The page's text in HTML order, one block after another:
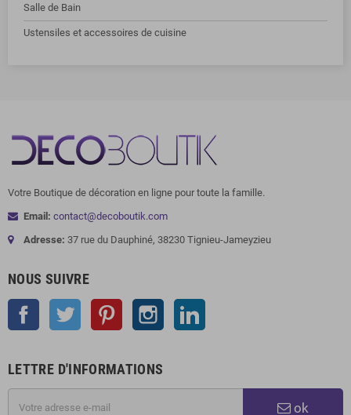
Salle de Bain
Ustensiles et accessoires de cuisine
Votre Boutique de décoration en ligne pour toute la famille.
Email: contact@decoboutik.com
Adresse: 37 rue du Dauphiné, 38230 Tignieu-Jameyzieu
NOUS SUIVRE
Facebook Twitter Pinterest Instagram
LETTRE D'INFORMATIONS
ok